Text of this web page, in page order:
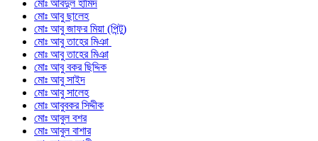
মোঃ আবদুল হামিদ
মোঃ আবু ছালেহ
মোঃ আবু জাফর মিয়া (পিন্টু)
মোঃ আবু তাহের মিঞা
মোঃ আবু তাহের মিঞা
মোঃ আবু বকর ছিদ্দিক
মোঃ আবু সাইদ
মোঃ আবু সালেহ
মোঃ আবুবকর সিদ্দীক
মোঃ আবুল বশর
মোঃ আবুল বাশার